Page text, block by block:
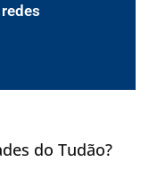
do Tudão?